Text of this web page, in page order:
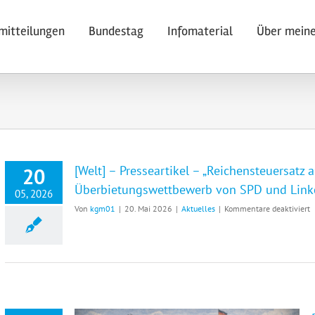
Bundestag Infomaterial Über
20
05, 2026
[Welt] – Presseartikel – „Reichensteuersatz
Überbietungswettbewerb von SPD und
Von kgm01 | 20. Mai 2026 | Aktuelles | Kommentare deaktiviertfür